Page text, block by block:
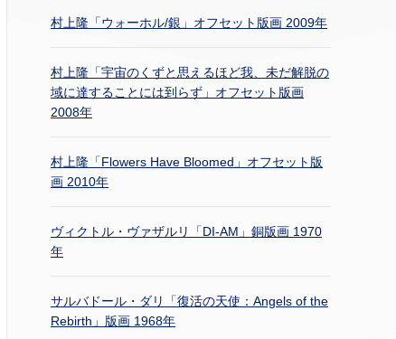
村上隆「ウォーホル/銀」オフセット版画 2009年
村上隆「宇宙のくずと思えるほど我、未だ解脱の
域に達することには到らず」オフセット版画
2008年
村上隆「Flowers Have Bloomed」オフセット版
画 2010年
ヴィクトル・ヴァザルリ「DI-AM」銅版画 1970
年
サルバドール・ダリ「復活の天使：Angels of the
Rebirth」版画 1968年